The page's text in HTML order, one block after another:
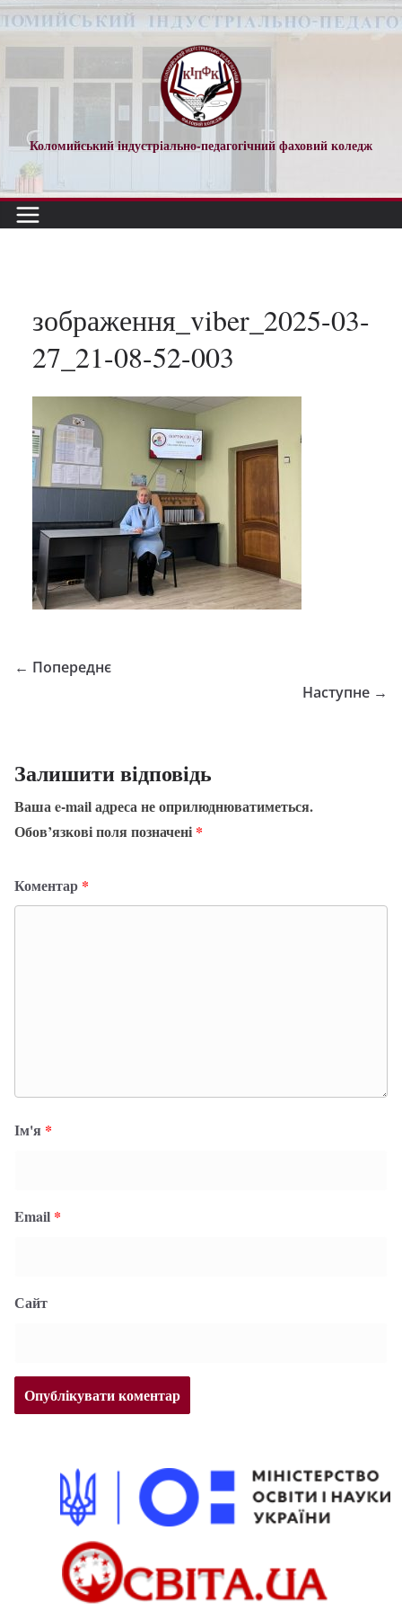
Перейти
до
Коломийський індустріально-педагогічний фаховий коледж
зображення_viber_2025-03-
27_21-08-52-003
← Попереднє
Наступне →
Залишити відповідь
Ваша e-mail адреса не оприлюднюватиметься.
Обов’язкові поля позначені *
Коментар *
Ім'я *
Email *
Сайт